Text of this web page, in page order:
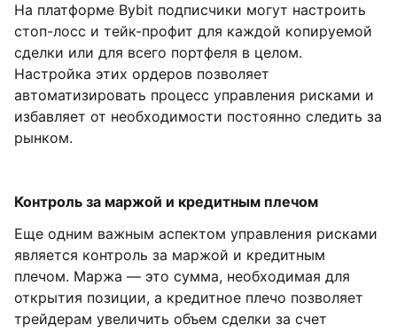
На платформе Bybit подписчики могут настроить
стоп-лосс и тейк-профит для каждой копируемой
сделки или для всего портфеля в целом.
Настройка этих ордеров позволяет
автоматизировать процесс управления рисками и
избавляет от необходимости постоянно следить за
рынком.
Контроль за маржой и кредитным плечом
Еще одним важным аспектом управления рисками
является контроль за маржой и кредитным
плечом. Маржа — это сумма, необходимая для
открытия позиции, а кредитное плечо позволяет
трейдерам увеличить объем сделки за счет